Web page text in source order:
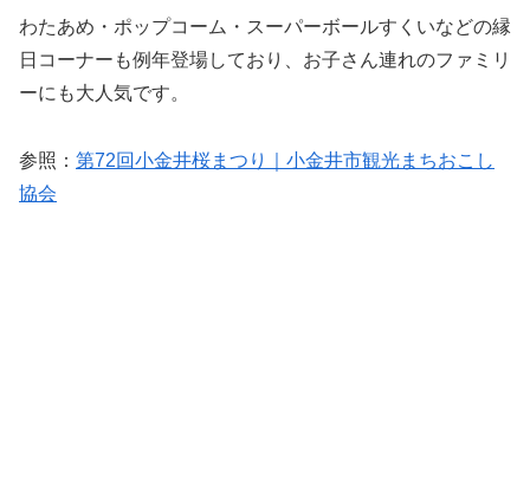
わたあめ・ポップコーム・スーパーボールすくいなどの縁
日コーナーも例年登場しており、お子さん連れのファミリ
ーにも大人気です。
参照： 第72回小金井桜まつり｜小金井市観光まちおこし
協会